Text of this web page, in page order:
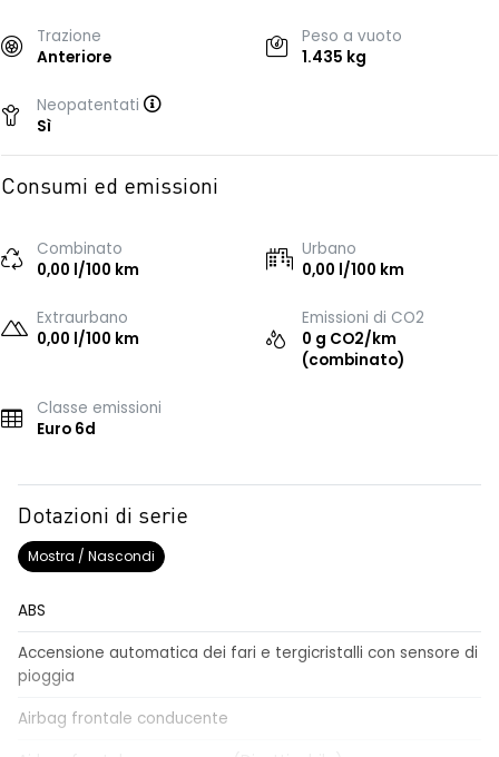
Trazione
Anteriore
Peso a vuoto
1.435 kg
Neopatentati
Sì
Consumi ed emissioni
Combinato
0,00 l/100 km
Urbano
0,00 l/100 km
Extraurbano
0,00 l/100 km
Emissioni di CO2
0 g CO2/km
(combinato)
Classe emissioni
Euro 6d
Dotazioni di serie
Mostra / Nascondi
ABS
Accensione automatica dei fari e tergicristalli con sensore di
pioggia
Airbag frontale conducente